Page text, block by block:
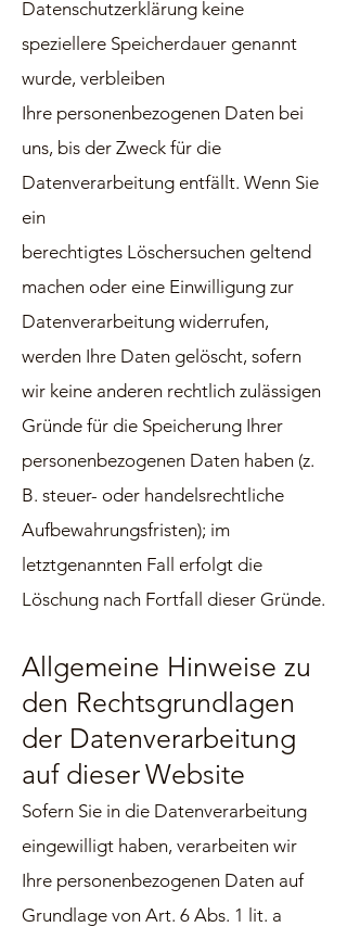
Datenschutzerklärung keine
speziellere Speicherdauer genannt
wurde, verbleiben
Ihre personenbezogenen Daten bei
uns, bis der Zweck für die
Datenverarbeitung entfällt. Wenn Sie
ein
berechtigtes Löschersuchen geltend
machen oder eine Einwilligung zur
Datenverarbeitung widerrufen,
werden Ihre Daten gelöscht, sofern
wir keine anderen rechtlich zulässigen
Gründe für die Speicherung Ihrer
personenbezogenen Daten haben (z.
B. steuer- oder handelsrechtliche
Aufbewahrungsfristen); im
letztgenannten Fall erfolgt die
Löschung nach Fortfall dieser Gründe.
Allgemeine Hinweise zu
den Rechtsgrundlagen
der Datenverarbeitung
auf dieserWebsite
Sofern Sie in die Datenverarbeitung
eingewilligt haben, verarbeiten wir
Ihre personenbezogenen Daten auf
Grundlage von Art. 6 Abs. 1 lit. a